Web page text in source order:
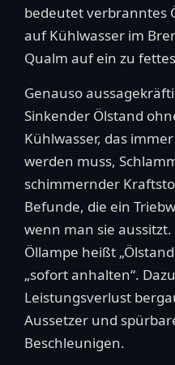
bedeutet verbranntes
auf Kühlwasser im
Qualm auf ein zu
Genauso
Sinkender Ölstand
Kühlwasser, das
werden muss,
schimmernder
Befunde, die ein
wenn man sie
Öllampe heißt
„sofort anhalten“.
Leistungsverlust
Aussetzer und
Beschleunigen.